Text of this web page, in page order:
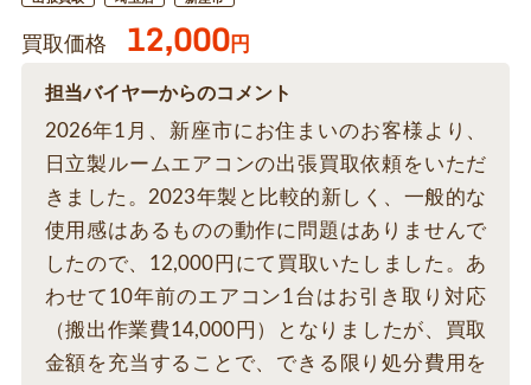
買取価格 12,000円
担当バイヤーからのコメント
2026年1月、新座市にお住まいのお客様より、
日立製ルームエアコンの出張買取依頼をいただ
きました。2023年製と比較的新しく、一般的な
使用感はあるものの動作に問題はありませんで
したので、12,000円にて買取いたしました。あ
わせて10年前のエアコン1台はお引き取り対応
（搬出作業費14,000円）となりましたが、買取
金額を充当することで、できる限り処分費用を